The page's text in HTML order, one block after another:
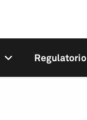
Regulatorio